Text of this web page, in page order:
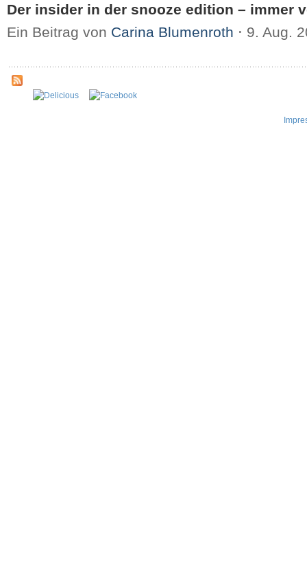
Der insider in der snooze edition – immer
Ein Beitrag von Carina Blumenroth ⋅ 9. Aug.